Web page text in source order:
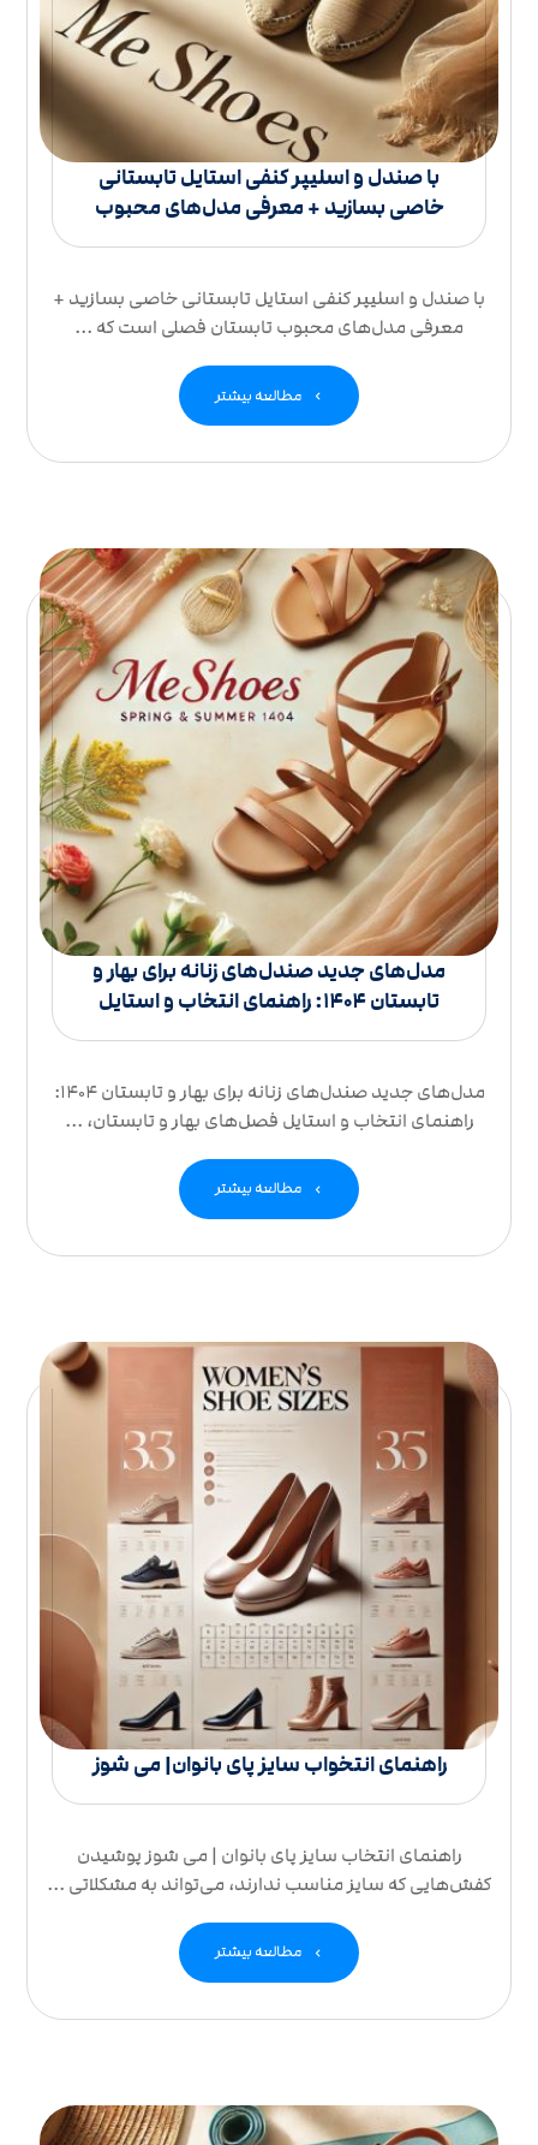
با صندل و اسلیپر کنفی استایل تابستانی
خاصی بسازید + معرفی مدل‌های محبوب
با صندل و اسلیپر کنفی استایل تابستانی خاصی بسازید +
معرفی مدل‌های محبوب تابستان فصلی است که ...
مطالعه بیشتر
مدل‌های جدید صندل‌های زنانه برای بهار و
تابستان 1404: راهنمای انتخاب و استایل
مدل‌های جدید صندل‌های زنانه برای بهار و تابستان 1404:
راهنمای انتخاب و استایل فصل‌های بهار و تابستان، ...
مطالعه بیشتر
راهنمای انتخواب سایز پای بانوان| می شوز
راهنمای انتخاب سایز پای بانوان | می شوز پوشیدن
کفش‌هایی که سایز مناسب ندارند، می‌تواند به مشکلاتی ...
مطالعه بیشتر